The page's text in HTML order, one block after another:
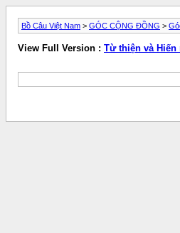
Bồ Câu Việt Nam > GÓC CỘNG ĐỒNG >
View Full Version : Từ thiện và Hiến